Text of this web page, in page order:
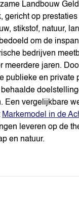
Landbouw
gericht op
stikstof, natuur,
om de
bedrijven
meerdere jaren.
publieke en private
Een vergelijkbare
Markemodel in de
leveren op de
en natuur.